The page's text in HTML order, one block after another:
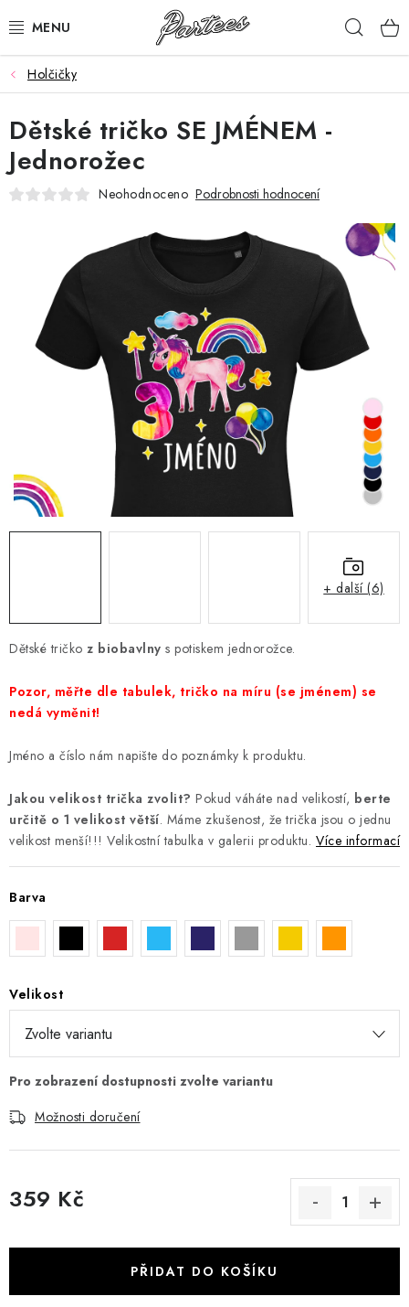
na
ROZLUČKA
NAROZENINY
NA MÍRU
VÁNOCE
🖤 SLEVY
KONTAKTY
Moje objednávka
Výměna / vrácení zboží
Hodnocení obchodu
Potisk textilu
Obchodní podmínky
GDPR + cookies
Holčičky
Dětské tričko z biobavlny s potiskem jednorožce.
Pozor, měřte dle tabulek, tričko na míru (se jménem) se
nedá vyměnit!
Jméno a číslo nám napište do poznámky k produktu.
Jakou velikost trička zvolit? Pokud váháte nad velikostí, berte
určitě o 1 velikost větší. Máme zkušenost, že trička jsou o jednu
velikost menší!!! Velikostní tabulka v galerii produktu. Více informací
Barva
Velikost
Možnosti doručení
359 Kč
PŘIDAT DO KOŠÍKU
Dětské tričko SE JMÉNEM -
Jednorožec
Neohodnoceno Podrobnosti hodnocení
+ další (6)